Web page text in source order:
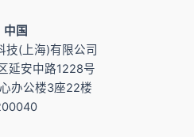
​中国
技(上海)有限公司
延安中路1228号
办公楼3座22楼